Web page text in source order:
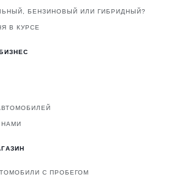
БЕНЗИНОВЫЙ ИЛИ ГИБРИДНЫЙ?
В КУРСЕ
НАМИ
С ПРОБЕГОМ